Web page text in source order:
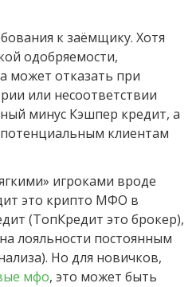
к заёмщику. Хотя
одобряемости,
может отказать при
или несоответствии
минус Кэшпер кредит, а
клиентам
игроками вроде
это крипто МФО в
(ТопКредит это брокер),
лояльности постоянным
Но для новичков,
мфо, это может быть